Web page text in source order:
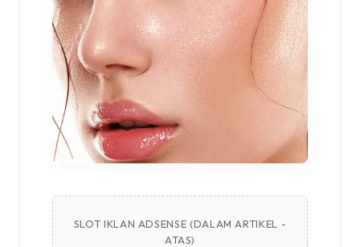
SLOT IKLAN ADSENSE (DALAM ARTIKEL -
ATAS)